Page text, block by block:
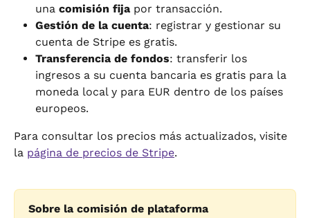
una comisión fija por transacción.
Gestión de la cuenta: registrar y gestionar su
cuenta de Stripe es gratis.
Transferencia de fondos: transferir los
ingresos a su cuenta bancaria es gratis para la
moneda local y para EUR dentro de los países
europeos.
Para consultar los precios más actualizados, visite
la página de precios de Stripe.
Sobre la comisión de plataforma